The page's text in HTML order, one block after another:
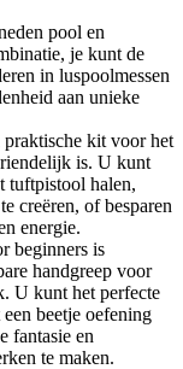
pool en
je kunt de
in luspoolmessen
aan unieke
kit voor het
is. U kunt
tuftpistool halen,
creëren, of besparen
energie.
beginners is
handgreep voor
U kunt het perfecte
beetje oefening
fantasie en
te maken.